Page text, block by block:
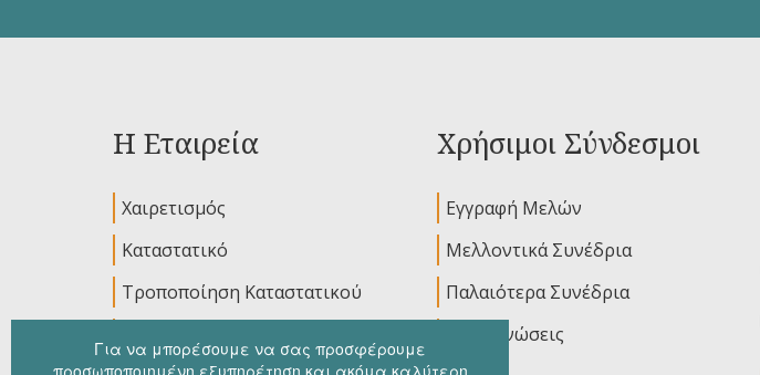
Η Εταιρεία
Χαιρετισμός
Καταστατικό
Τροποποίηση Καταστατικού
Χρήσιμοι Σύνδεσμοι
Εγγραφή Μελών
Μελλοντικά Συνέδρια
Παλαιότερα Συνέδρια
Ανακοινώσεις
Για να μπορέσουμε να σας προσφέρουμε
προσωποποιημένη εξυπηρέτηση και ακόμα καλύτερη